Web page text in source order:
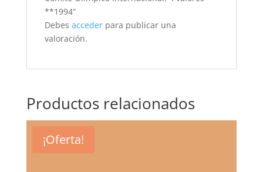
**1994”
Debes accederpara publicar una
valoración.
Productos relacionados
¡Oferta!